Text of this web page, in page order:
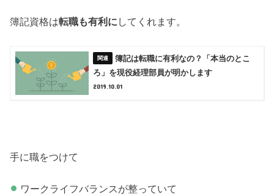
簿記資格は転職も有利に してくれます。
簿記は転職に有利なの？「本当のとこ
ろ」を現役経理部員が明かします
2019.10.01
手に職をつけて
ワークライフバランスが整っていて